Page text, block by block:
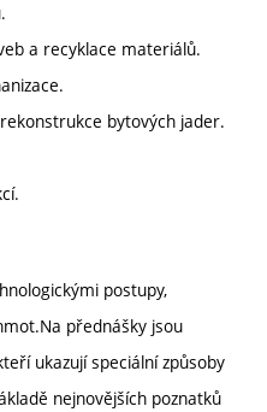
a recyklace materiálů.
bytových jader.
postupy,
přednášky jsou
ukazují speciální způsoby
nejnovějších poznatků